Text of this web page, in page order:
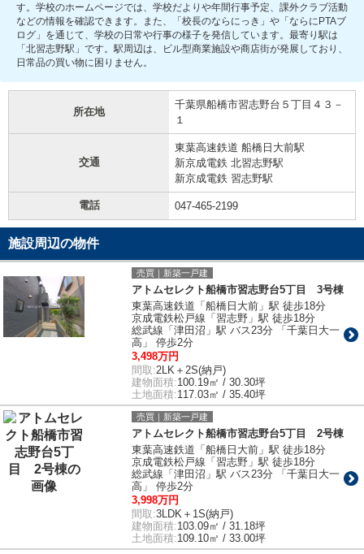
す。学校のホームページでは、学校だよりや年間行事予定、課外クラブ活動
などの情報を確認できます。また、「校長のならにっき」や「ならにPTAブ
ログ」を通じて、学校の日常や行事の様子を発信しています。最寄り駅は
「北習志野駅」です。駅周辺は、ビル型商業施設や商店街が発展しており、
日常品の買い物に困りません。
所在地
千葉県船橋市習志野台５丁目４３－
１
交通
東葉高速鉄道 船橋日大前駅
新京成電鉄 北習志野駅
新京成電鉄 習志野駅
電話 047-465-2199
施設周辺の物件
売買｜新築一戸建
アトムセレクト船橋市習志野台5丁目 3号棟
東葉高速鉄道「船橋日大前」駅 徒歩18分
京成電鉄松戸線「習志野」駅 徒歩18分
総武線「津田沼」駅 バス23分 「千葉日大一
高」 停歩2分
3,498万円
間取:2LK＋2S(納戸)
建物面積:100.19㎡ / 30.30坪
土地面積:117.03㎡ / 35.40坪
売買｜新築一戸建
アトムセレクト船橋市習志野台5丁目 2号棟
東葉高速鉄道「船橋日大前」駅 徒歩18分
京成電鉄松戸線「習志野」駅 徒歩18分
総武線「津田沼」駅 バス23分 「千葉日大一
高」 停歩2分
3,998万円
間取:3LDK＋1S(納戸)
建物面積:103.09㎡ / 31.18坪
土地面積:109.10㎡ / 33.00坪